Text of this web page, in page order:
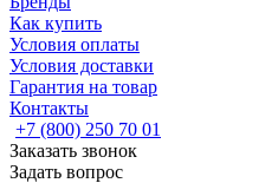
Как купить
Условия оплаты
Условия доставки
Гарантия на товар
Контакты
+7 (800) 250 70 01
Заказать звонок
Задать вопрос